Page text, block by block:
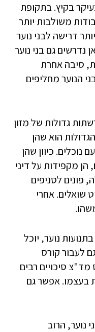
בקיץ. בתקופת
משולבות יותר
דרישה לבני נוער
נדרשים גם בני נוער
סיבה אחרת
הנוער מחליפים
גדולות של מזון
הוא שהן
כיוון שהן
הן מקפידות על דיני
פונים לסניפים
שואלים. אחרי
נוער, יוכל
לעבור קורס
סיכויים רבים
בעצמו. אפשר גם
נוער, הרוב